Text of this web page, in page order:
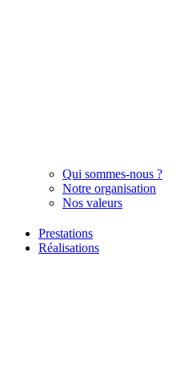
Qui sommes-nous ?
Notre organisation
Nos valeurs
Prestations
Réalisations